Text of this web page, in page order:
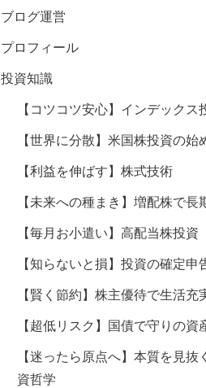
ブログ運営
プロフィール
投資知識
【コツコツ安心】インデックス
【世界に分散】米国株投資の始
【利益を伸ばす】株式技術
【未来への種まき】増配株で長
【毎月お小遣い】高配当株投資
【知らないと損】投資の確定申
【賢く節約】株主優待で生活充
【超低リスク】国債で守りの資
【迷ったら原点へ】本質を見抜
資哲学